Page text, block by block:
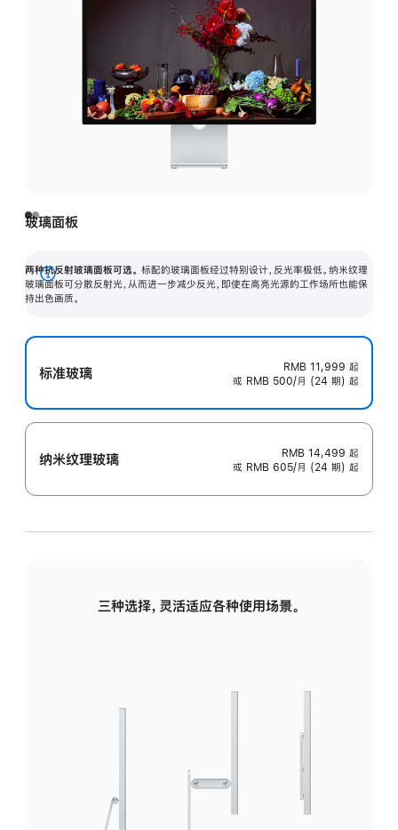
玻璃面板
两种抗反射玻璃面板可选。 标配的玻璃面板经过特别设计，反光率极低。纳米纹理
玻璃面板可分散反射光，从而进一步减少反光，即使在高亮光源的工作场所也能保
持出色画质。
展
开
标准玻璃 RMB 11,999 起
或 RMB 500/月 (24 期) 起
纳米纹理玻璃 RMB 14,499 起
或 RMB 605/月 (24 期) 起
三种选择，灵活适应各种使用场景。